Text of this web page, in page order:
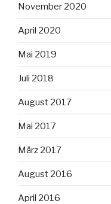
November 2020
April 2020
Mai 2019
Juli 2018
August 2017
Mai 2017
März 2017
August 2016
April 2016